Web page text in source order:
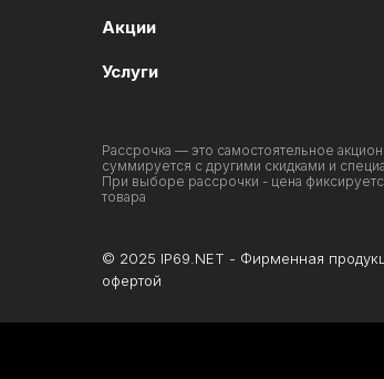
© 2025 IP69.NET - Фирменная
офертой
Рассрочка — это самостоятельное
суммируется с другими скидками и
При выборе рассрочки - цена
товара
Акции
Услуги